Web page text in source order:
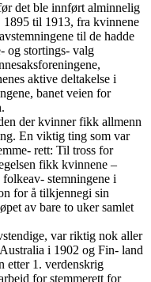
det ble innført alminnelig
1895 til 1913, fra kvinnene
til de hadde
og stortings- valg
aktive deltakelse i
banet veien for
der kvinner fikk allmenn
En viktig ting som var
rett: Til tross for
fikk kvinnene –
stemningene i
for å tilkjennegi sin
av bare to uker samlet
var riktig nok aller
i 1902 og Fin- land
etter 1. verdenskrig
for stemmerett for